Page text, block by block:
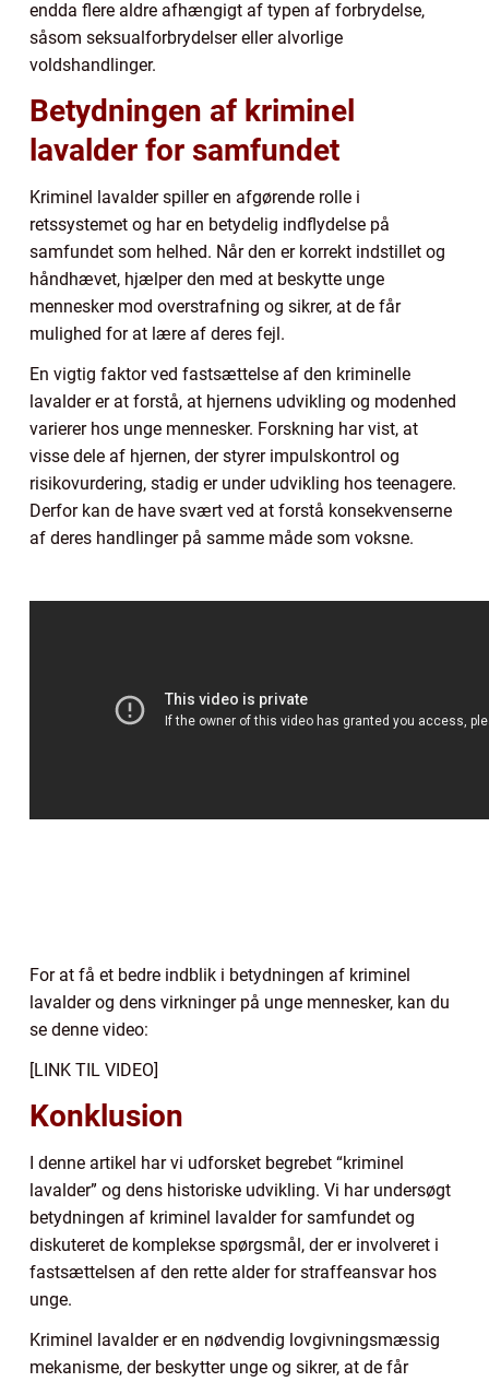
endda flere aldre afhængigt af typen af forbrydelse,
såsom seksualforbrydelser eller alvorlige
voldshandlinger.
Betydningen af kriminel
lavalder for samfundet
Kriminel lavalder spiller en afgørende rolle i
retssystemet og har en betydelig indflydelse på
samfundet som helhed. Når den er korrekt indstillet og
håndhævet, hjælper den med at beskytte unge
mennesker mod overstrafning og sikrer, at de får
mulighed for at lære af deres fejl.
En vigtig faktor ved fastsættelse af den kriminelle
lavalder er at forstå, at hjernens udvikling og modenhed
varierer hos unge mennesker. Forskning har vist, at
visse dele af hjernen, der styrer impulskontrol og
risikovurdering, stadig er under udvikling hos teenagere.
Derfor kan de have svært ved at forstå konsekvenserne
af deres handlinger på samme måde som voksne.
For at få et bedre indblik i betydningen af kriminel
lavalder og dens virkninger på unge mennesker, kan du
se denne video:
[LINK TIL VIDEO]
Konklusion
I denne artikel har vi udforsket begrebet “kriminel
lavalder” og dens historiske udvikling. Vi har undersøgt
betydningen af kriminel lavalder for samfundet og
diskuteret de komplekse spørgsmål, der er involveret i
fastsættelsen af den rette alder for straffeansvar hos
unge.
Kriminel lavalder er en nødvendig lovgivningsmæssig
mekanisme, der beskytter unge og sikrer, at de får